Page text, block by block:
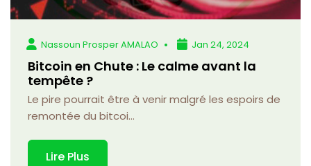
Nassoun Prosper AMALAO Jan 24, 2024
Bitcoin en Chute : Le calme avant la
tempête ?
Le pire pourrait être à venir malgré les espoirs de
remontée du bitcoi...
Lire Plus